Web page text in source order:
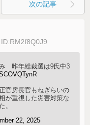
次の記事
昨年総裁選は9氏中3
官房長官もねぎらいの
が重視した災害対策な
。
22, 2025